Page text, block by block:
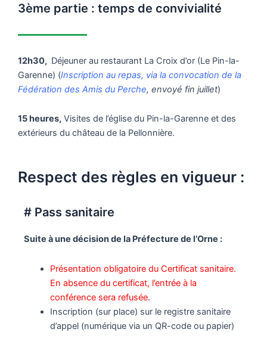
3ème partie : temps de convivialité
12h30, Déjeuner au restaurant La Croix d’or (Le Pin-la-
Garenne) (Inscription au repas, via la convocation de la
Fédération des Amis du Perche, envoyé fin juillet)
15 heures, Visites de l’église du Pin-la-Garenne et des
extérieurs du château de la Pellonnière.
Respect des règles en vigueur :
# Pass sanitaire
Suite à une décision de la Préfecture de l’Orne :
Présentation obligatoire du Certificat sanitaire.
En absence du certificat, l’entrée à la
conférence sera refusée.
Inscription (sur place) sur le registre sanitaire
d’appel (numérique via un QR-code ou papier)